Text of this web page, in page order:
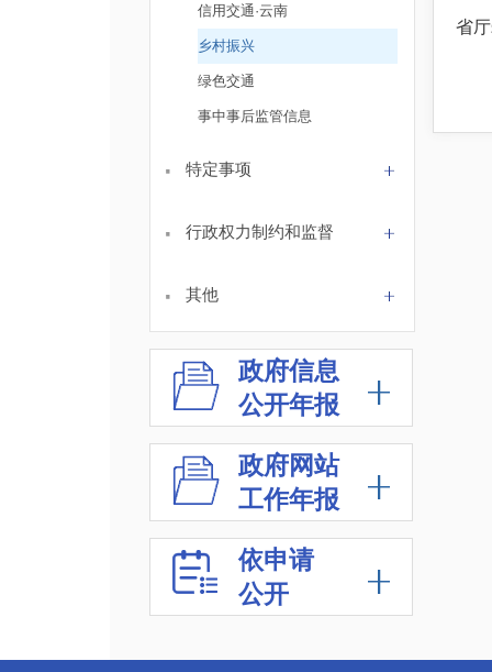
信用交通·云南
乡村振兴
绿色交通
事中事后监管信息
· 特定事项
· 行政权力制约和监督
· 其他
政府信息
公开年报
政府网站
工作年报
依申请
公开
省